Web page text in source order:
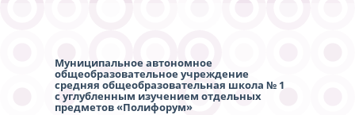
Муниципальное автономное
общеобразовательное учреждение
средняя общеобразовательная школа № 1
с углубленным изучением отдельных
предметов «Полифорум»